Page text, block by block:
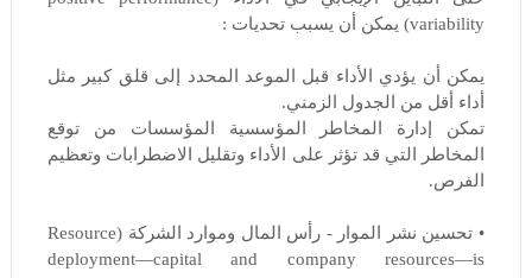
variability) يمكن أن يسبب تحديات :
يمكن أن يؤدي الأداء قبل الموعد المحدد إلى قلق كبير مثل
أداء أقل من الجدول الزمني.
تمكن إدارة المخاطر المؤسسية المؤسسات من توقع
المخاطر التي قد تؤثر على الأداء وتقليل الاضطرابات وتعظيم
الفرص.
• تحسين نشر الموار - رأس المال وموارد الشركة (Resource
deployment—capital and company resources—is